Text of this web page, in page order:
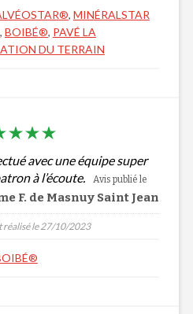
, MINÉRALSTAR
, BOIBÉ®, PAVÉ LA
DU TERRAIN
avec une équipe super
à l’écoute.
Avis publié le
F. de Masnuy Saint Jean
réalisé le 27/10/2023